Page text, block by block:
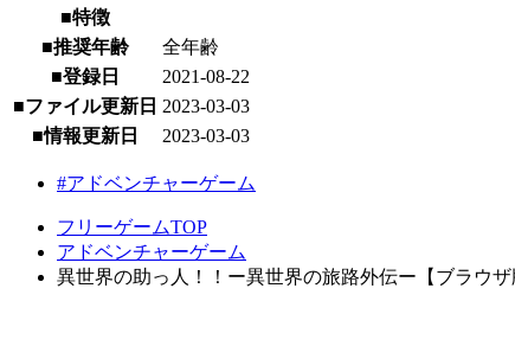
■特徴
■推奨年齢
全年齢
■登録日
2021-08-22
■ファイル更新日 2023-03-03
■情報更新日
2023-03-03
#アドベンチャーゲーム
フリーゲームTOP
アドベンチャーゲーム
異世界の助っ人！！ー異世界の旅路外伝ー【ブラウザ